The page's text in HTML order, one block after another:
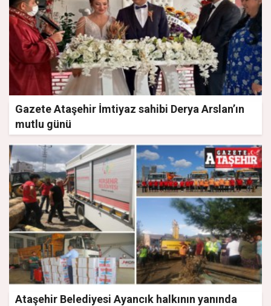
Gazete Ataşehir İmtiyaz sahibi Derya Arslan’ın
mutlu günü
Ataşehir Belediyesi Ayancık halkının yanında